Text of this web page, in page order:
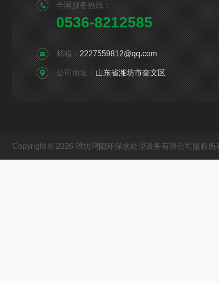
全国服务热线：
0536-8212585
邮箱： 2227559812@qq.com
公司地址： 山东省潍坊市奎文区
Copyright © 2026 潍坊鸿阳环保水处理设备有限公司版权所